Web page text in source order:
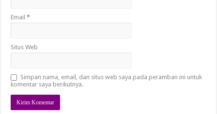
Email*
Situs Web
Simpan nama, email, dan situs web saya pada peramban ini untuk
komentar saya berikutnya.